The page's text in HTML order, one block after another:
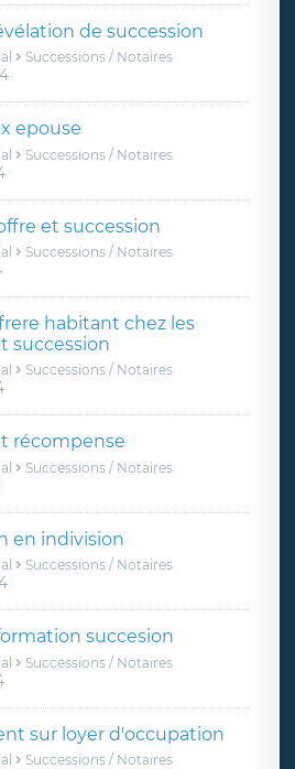
de succession
Successions / Notaires
epouse
Successions / Notaires
et succession
Successions / Notaires
habitant chez les
succession
Successions / Notaires
récompense
Successions / Notaires
en indivision
Successions / Notaires
succesion
Successions / Notaires
sur loyer d'occupation
Successions / Notaires